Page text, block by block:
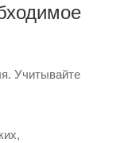
Учитывайте